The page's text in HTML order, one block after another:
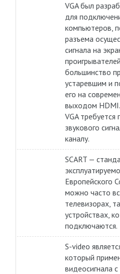
VGA был
для
компьютеров,
разъема
сигнала на
большинство
устаревшим и
его на
выходом
VGA
звукового
каналу.
SCART —
Европейского
можно часто
телевизорах,
устройствах,
подключаются.
S-video
который
видеосигнала